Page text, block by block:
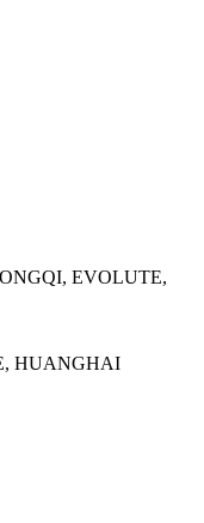
EVOLUTE,
HUANGHAI